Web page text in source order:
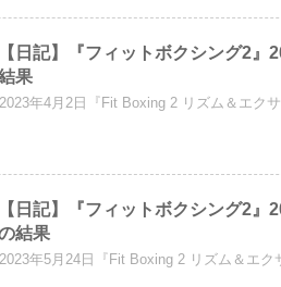
【日記】『フィットボクシング2
果
2023年4月2日『Fit Boxing 2 リズム＆エク
【日記】『フィットボクシング2
結果
2023年5月24日『Fit Boxing 2 リズム＆エ